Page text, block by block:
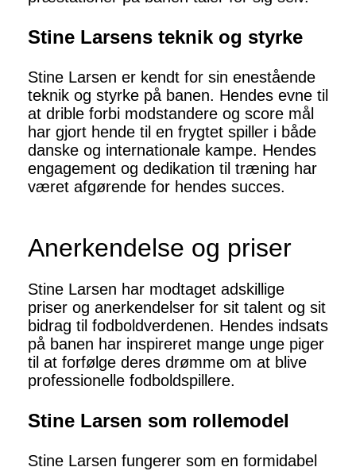
Stine Larsens teknik og styrke
Stine Larsen er kendt for sin enestående
teknik og styrke på banen. Hendes evne til
at drible forbi modstandere og score mål
har gjort hende til en frygtet spiller i både
danske og internationale kampe. Hendes
engagement og dedikation til træning har
været afgørende for hendes succes.
Anerkendelse og priser
Stine Larsen har modtaget adskillige
priser og anerkendelser for sit talent og sit
bidrag til fodboldverdenen. Hendes indsats
på banen har inspireret mange unge piger
til at forfølge deres drømme om at blive
professionelle fodboldspillere.
Stine Larsen som rollemodel
Stine Larsen fungerer som en formidabel